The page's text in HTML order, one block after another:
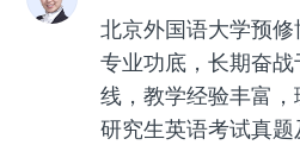
北京外国语大学预
专业功底，长期奋
线，教学经验丰富
研究生英语考试真